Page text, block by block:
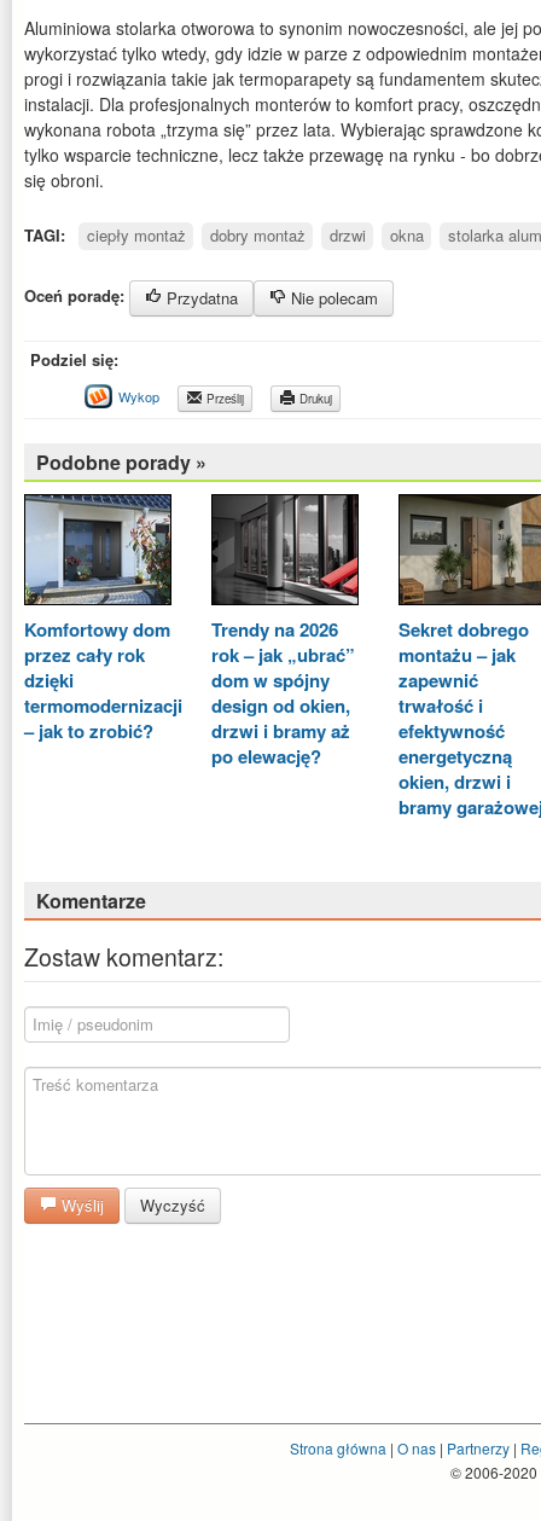
Aluminiowa stolarka otworowa to synonim nowoczesności, ale jej
wykorzystać tylko wtedy, gdy idzie w parze z odpowiednim
progi i rozwiązania takie jak termoparapety są fundamentem
instalacji. Dla profesjonalnych monterów to komfort pracy,
wykonana robota „trzyma się” przez lata. Wybierając sprawdzone
tylko wsparcie techniczne, lecz także przewagę na rynku - bo
się obroni.
TAGI: ciepły montaż dobry montaż drzwi okna stolarka
Oceń poradę: Przydatna Nie polecam
Podziel się:
Wykop Prześlij Drukuj
Podobne porady »
Komfortowy dom
przez cały rok
dzięki
termomodernizacji
– jak to zrobić?
Trendy na 2026
rok – jak „ubrać”
dom w spójny
design od okien,
drzwi i bramy aż
po elewację?
Sekret dobrego
montażu – jak
zapewnić
trwałość i
efektywność
energetyczną
okien, drzwi i
bramy
Komentarze
Zostaw komentarz:
Wyślij Wyczyść
Strona główna | O nas| Partnerzy|
© 2006-2020